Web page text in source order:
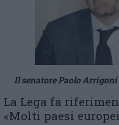
Il senatore Paolo Arrigoni
La Lega fa
«Molti paesi